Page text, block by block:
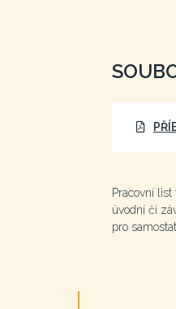
Pracovní
úvodní či
pro